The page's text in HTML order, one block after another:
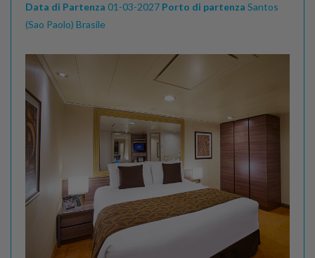
Data di Partenza 01-03-2027 Porto di partenza Santos
(Sao Paolo) Brasile